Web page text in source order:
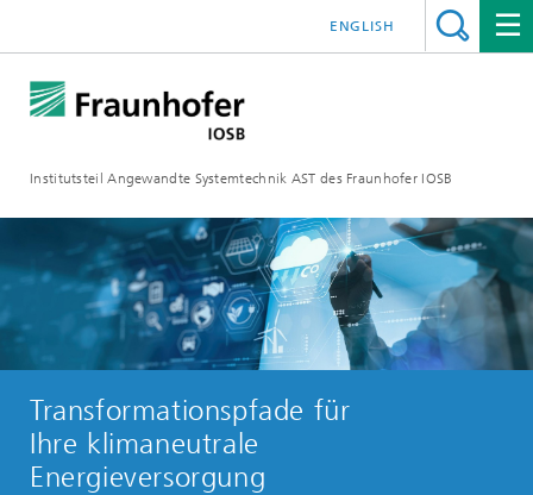
Institutsteil Angewandte Systemtechnik AST des Fraunhofer IOSB
ENGLISH
Transformationspfade für
Ihre klimaneutrale
Energieversorgung